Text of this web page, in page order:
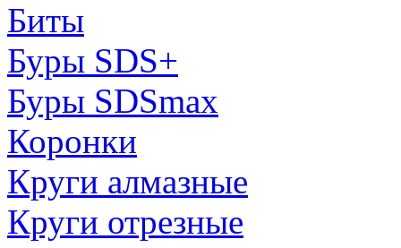
Биты
Буры SDS+
Буры SDSmax
Коронки
Круги алмазные
Круги отрезные